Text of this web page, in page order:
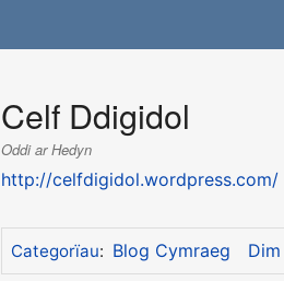
Celf Ddigidol
Oddi ar Hedyn
http://celfdigidol.wordpress.com/
Categorïau: Blog Cymraeg